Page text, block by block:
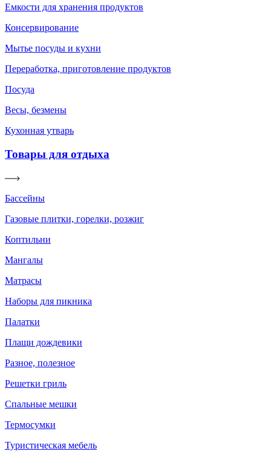
Емкости для хранения продуктов
Консервирование
Мытье посуды и кухни
Переработка, приготовление продуктов
Посуда
Весы, безмены
Кухонная утварь
Товары для отдыха
Бассейны
Газовые плитки, горелки, розжиг
Коптильни
Мангалы
Матрасы
Наборы для пикника
Палатки
Плащи дождевики
Разное, полезное
Решетки гриль
Спальные мешки
Термосумки
Туристическая мебель